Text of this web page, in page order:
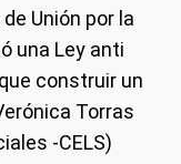
Unión por la
una Ley anti
construir un
Torras
-CELS)